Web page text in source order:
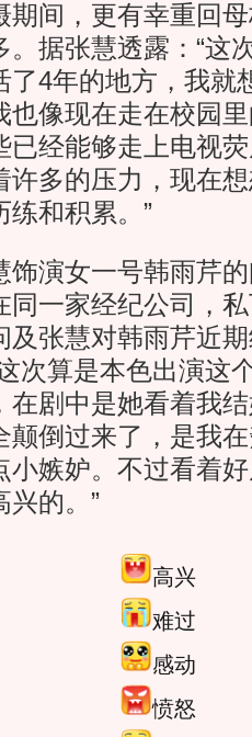
期间，更有幸重回
。据张慧透露：“这
了4年的地方，我就
也像现在走在校园
已经能够走上电视
许多的压力，现在
练和积累。”
演女一号韩雨芹的
同一家经纪公司，
及张慧对韩雨芹近
次算是本色出演这
在剧中是她看着我
颠倒过来了，是我
小嫉妒。不过看着
兴的。”
高兴
难过
感动
愤怒